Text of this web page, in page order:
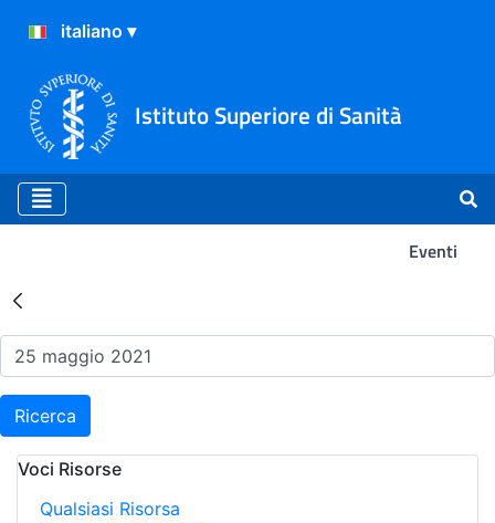
Istituto Superiore di Sanità
Eventi
Risultati della Ricerca -
Ricerca
Voci Risorse
Qualsiasi Risorsa